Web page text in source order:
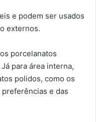
e podem ser usados
externos.
porcelanatos
para área interna,
polidos, como os
e das